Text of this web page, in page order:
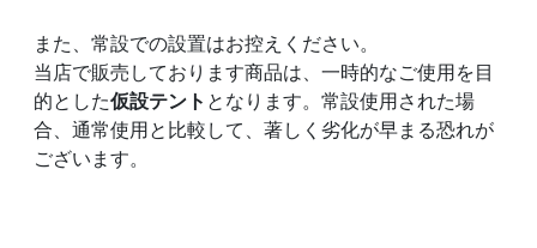
また、常設での設置はお控えください。
当店で販売しております商品は、一時的なご使用を目
的とした仮設テント となります。常設使用された場
合、通常使用と比較して、著しく劣化が早まる恐れが
ございます。